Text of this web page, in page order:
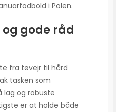
i Polen.
gode råd
fra tøvejr til hård
tasken som
lag og robuste
er at holde både